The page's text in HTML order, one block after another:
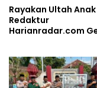
Rayakan Ultah
Redaktur
Harianradar.com